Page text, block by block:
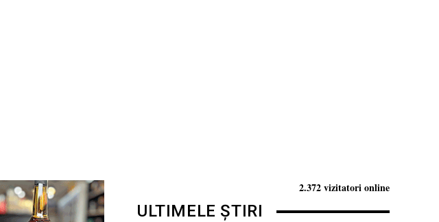
2.372 vizitatori online
ULTIMELE ȘTIRI